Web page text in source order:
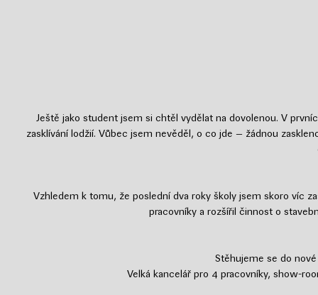
Ještě jako student jsem si chtěl vydělat na dovolenou. V
zasklívání lodžií. Vůbec jsem nevěděl, o co jde – žádnou
Vzhledem k tomu, že poslední dva roky školy jsem skoro víc
pracovníky a rozšířil činnost o
Stěhujeme se do
Velká kancelář pro 4 pracovníky, show-